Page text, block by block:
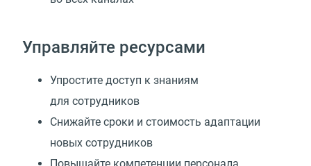
Управляйте ресурсами
Упростите доступ к знаниям
для сотрудников
Снижайте сроки и стоимость адаптации
новых сотрудников